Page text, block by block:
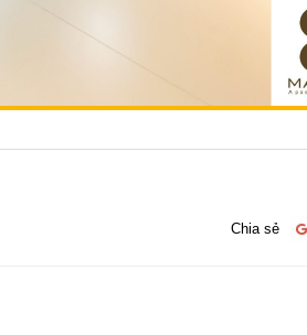
Chia sẻ